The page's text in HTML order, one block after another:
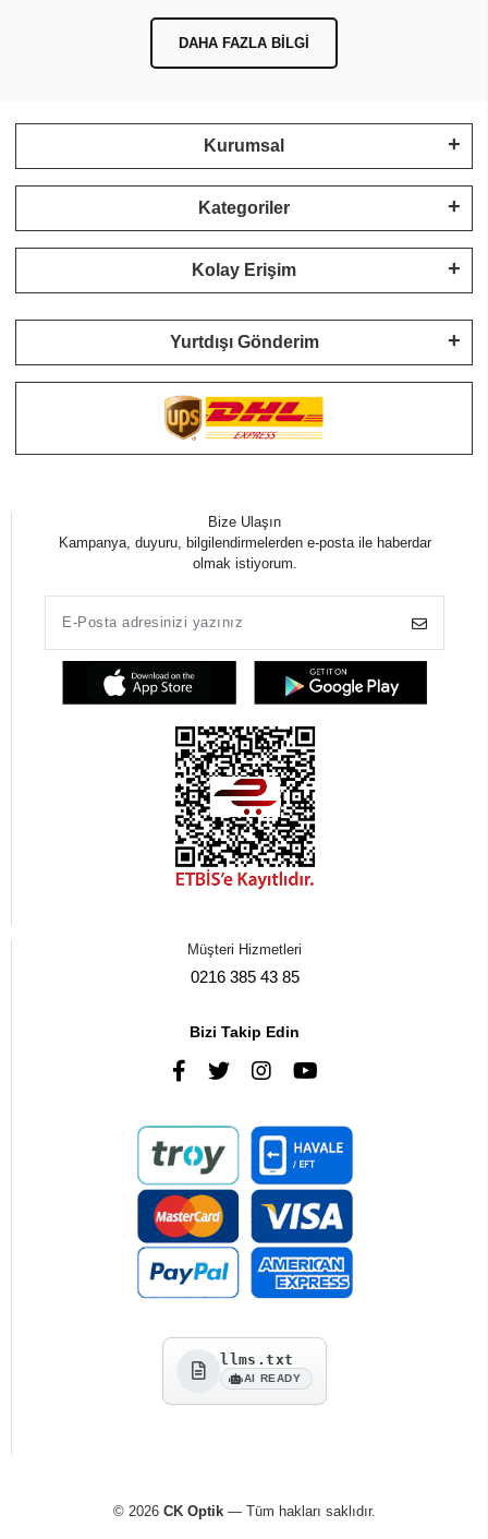
DAHA FAZLA BILGI
Kurumsal
Kategoriler
Kolay Erişim
Yurtdışı Gönderim
Bize Ulaşın
Kampanya, duyuru, bilgilendirmelerden e-posta ile haberdar
olmak istiyorum.
Müşteri Hizmetleri
0216 385 43 85
Bizi Takip Edin
llms.txt
AI READY
© 2026 CK Optik— Tüm hakları saklıdır.